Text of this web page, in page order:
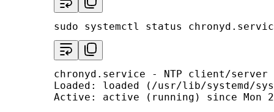
sudo systemctl status
chronyd.service - NTP client/server
Loaded: loaded (/usr/lib/systemd/
Active: active (running) since Mon